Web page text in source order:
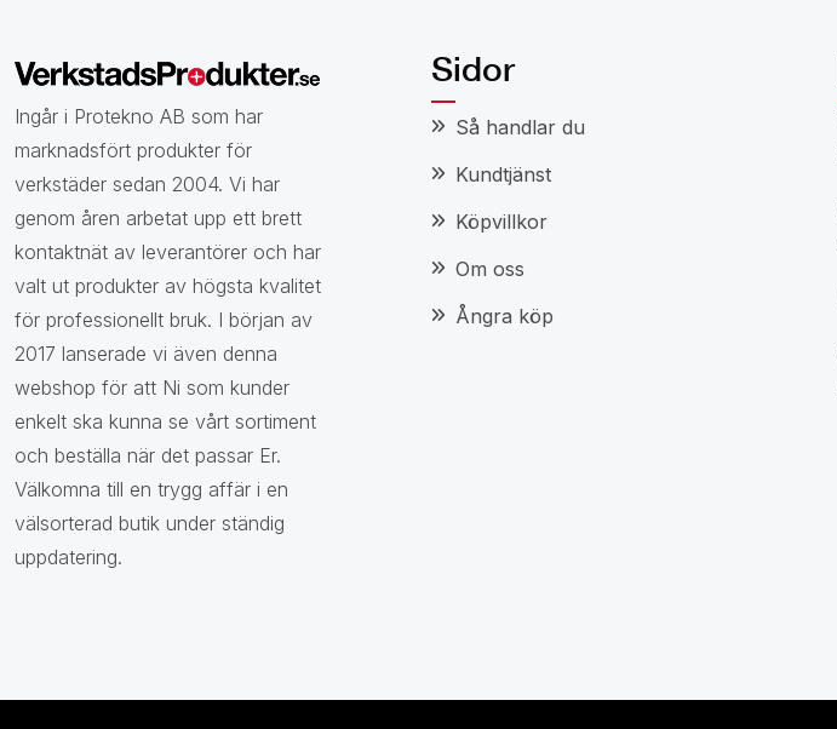
Ingår i Protekno AB som har
marknadsfört produkter för
verkstäder sedan 2004. Vi har
genom åren arbetat upp ett brett
kontaktnät av leverantörer och har
valt ut produkter av högsta kvalitet
för professionellt bruk. I början av
2017 lanserade vi även denna
webshop för att Ni som kunder
enkelt ska kunna se vårt sortiment
och beställa när det passar Er.
Välkomna till en trygg affär i en
välsorterad butik under ständig
uppdatering.
Sidor
Så handlar du
Kundtjänst
Köpvillkor
Om oss
Ångra köp